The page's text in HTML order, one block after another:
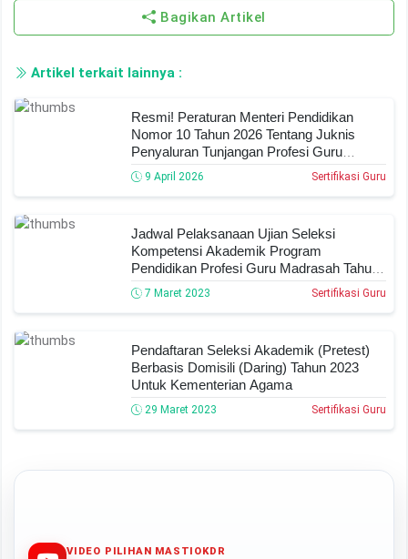
Bagikan Artikel
Artikel terkait lainnya :
Resmi! Peraturan Menteri Pendidikan
Nomor 10 Tahun 2026 Tentang Juknis
Penyaluran Tunjangan Profesi Guru
(TPG), Tunjangan Khusus, Dan Tambahan
Penghasilan Guru ASN, Ini Syarat Dan
9 April 2026 Sertifikasi Guru
Jadwal Pelaksanaan Ujian Seleksi
Kompetensi Akademik Program
Pendidikan Profesi Guru Madrasah Tahun
20237 Maret 2023 Sertifikasi Guru
Pendaftaran Seleksi Akademik (Pretest)
Berbasis Domisili (daring) Tahun 2023
Untuk Kementerian Agama
29 Maret 2023 Sertifikasi Guru
VIDEO PILIHAN MASTIOKDR